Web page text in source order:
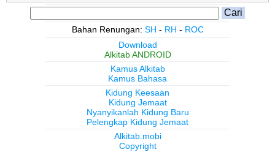
Bahan Renungan: SH - RH - ROC
Download
Alkitab ANDROID
Kamus Alkitab
Kamus Bahasa
Kidung Keesaan
Kidung Jemaat
Nyanyikanlah Kidung Baru
Pelengkap Kidung Jemaat
Alkitab.mobi
Copyright